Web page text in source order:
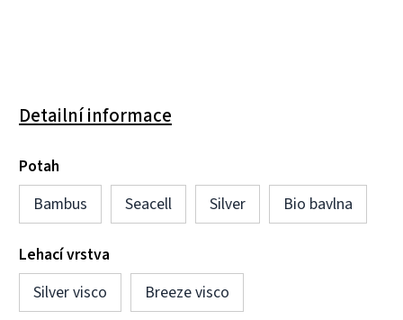
Detailní informace
Potah
Bambus
Seacell Silver Bio bavlna
Lehací vrstva
Silver visco
Breeze visco